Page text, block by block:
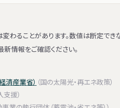
わることがあります。数値は断定でき
情報をご確認ください。
済産業省） （国の太陽光・再エネ政策）
支援）